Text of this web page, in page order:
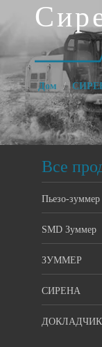
Дом /
Все
Пьезо-зуммер
SMD Зуммер
ЗУММЕР
СИРЕНА
ДОКЛАДЧИК